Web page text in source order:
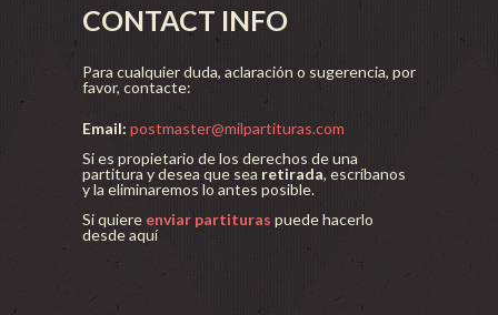
CONTACT INFO
Para cualquier duda, aclaración o sugerencia, por
favor, contacte:
Email: postmaster@milpartituras.com
Si es propietario de los derechos de una
partitura y desea que sea retirada, escríbanos
y la eliminaremos lo antes posible.
Si quiere enviar partituras puede hacerlo
desde aquí